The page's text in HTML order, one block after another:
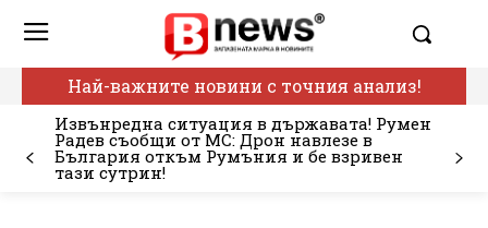
Най-важните новини с точния анализ!
Извънредна ситуация в държавата! Румен
Радев съобщи от МС: Дрон навлезе в
България откъм Румъния и бе взривен
тази сутрин!